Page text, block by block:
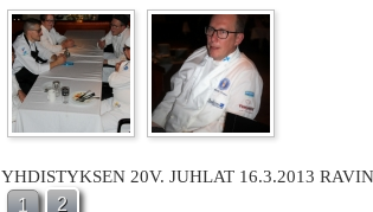
YHDISTYKSEN 20V. JUHLAT 16.3.2013
1 2